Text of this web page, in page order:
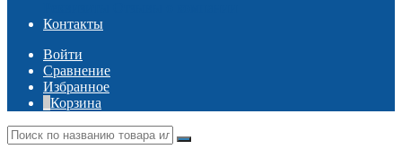
Контакты
Войти
Сравнение
Избранное
Корзина